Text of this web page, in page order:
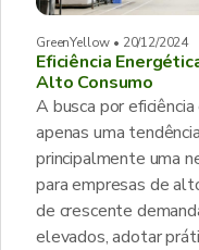
GreenYellow • 20/12/2024
Eficiência
Alto Consumo
A busca por
apenas uma
principalmente uma
para empresas de
de crescente
elevados, adotar